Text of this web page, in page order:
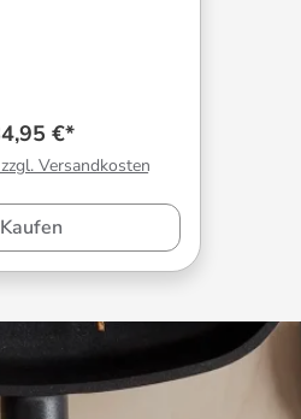
€*
Versandkosten
Kaufen